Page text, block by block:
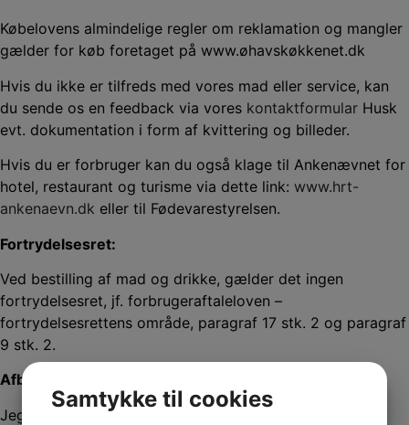
Købelovens almindelige regler om reklamation og mangler
gælder for køb foretaget på www.øhavskøkkenet.dk
Hvis du ikke er tilfreds med vores mad eller service, kan
du sende os en feedback via vores kontaktformular Husk
evt. dokumentation i form af kvittering og billeder.
Hvis du er forbruger kan du også klage til Ankenævnet for
hotel, restaurant og turisme via dette link: www.hrt-
ankenaevn.dk eller til Fødevarestyrelsen.
Fortrydelsesret:
Ved bestilling af mad og drikke, gælder det ingen
fortrydelsesret, jf. forbrugeraftaleloven –
fortrydelsesrettens område, paragraf 17 stk. 2 og paragraf
9 stk. 2.
Afbestilling regler for selskaber:
Jeg følger Horestas afbestillingsregler:
Samtykke til cookies